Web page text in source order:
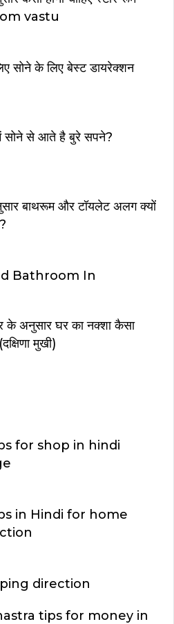
vastu
सोने के लिए बेस्ट डायरेक्शन
सोने से आते है बुरे सपने?
बाथरूम और टॉयलेट अलग क्यों
Bathroom In
के अनुसार घर का नक्शा कैसा
मुखी)
for shop in hindi
in Hindi for home
direction
tips for money in